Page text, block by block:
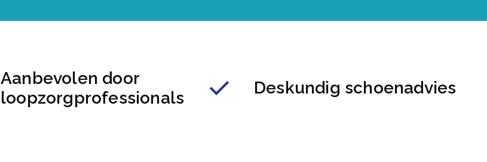
Aanbevolen door
loopzorgprofessionals
Deskundig schoenadvies